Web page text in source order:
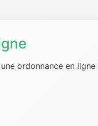
ordonnance en ligne